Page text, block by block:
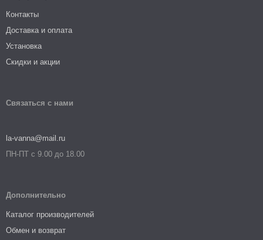
Контакты
Доставка и оплата
Установка
Скидки и акции
Связаться с нами
la-vanna@mail.ru
ПН-ПТ с 9.00 до 18.00
Дополнительно
Каталог производителей
Обмен и возврат